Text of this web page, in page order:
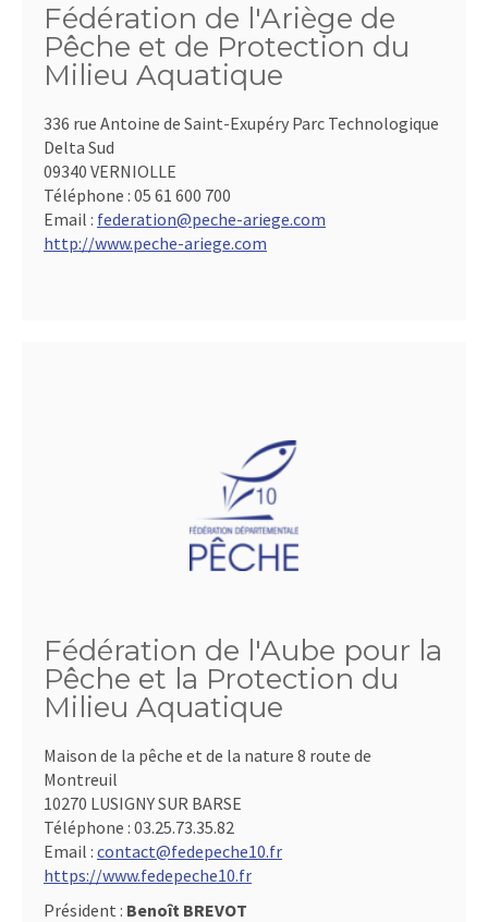
Fédération de l'Ariège de
Pêche et de Protection du
Milieu Aquatique
336 rue Antoine de Saint-Exupéry Parc Technologique
Delta Sud
09340 VERNIOLLE
Téléphone : 05 61 600 700
Email : federation@peche-ariege.com
http://www.peche-ariege.com
Fédération de l'Aube pour la
Pêche et la Protection du
Milieu Aquatique
Maison de la pêche et de la nature 8 route de
Montreuil
10270 LUSIGNY SUR BARSE
Téléphone : 03.25.73.35.82
Email : contact@fedepeche10.fr
https://www.fedepeche10.fr
Président : Benoît BREVOT